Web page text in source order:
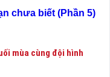
chưa biết (Phần 5)
mùa cùng đội hình